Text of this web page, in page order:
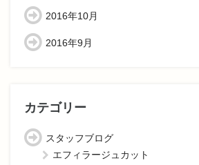
2016年10月
2016年9月
カテゴリー
スタッフブログ
エフィラージュカット